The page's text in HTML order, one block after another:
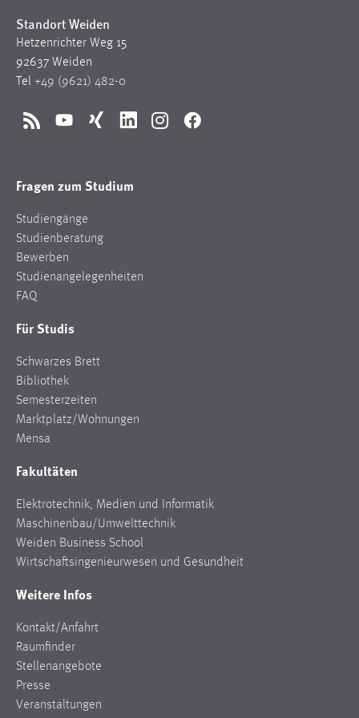
Standort Weiden
Hetzenrichter Weg 15
92637 Weiden
Tel +49 (9621) 482-0
RSS YouTubeXing LinkedInInstagramFacebook
Fragen zum Studium
Studiengänge
Studienberatung
Bewerben
Studienangelegenheiten
FAQ
Für Studis
Schwarzes Brett
Bibliothek
Semesterzeiten
Marktplatz/Wohnungen
Mensa
Fakultäten
Elektrotechnik, Medien und Informatik
Maschinenbau/Umwelttechnik
Weiden Business School
Wirtschaftsingenieurwesen und Gesundheit
Weitere Infos
Kontakt/Anfahrt
Raumfinder
Stellenangebote
Presse
Veranstaltungen
Chat
Name:
chat-frame-style-5e9dbeb1811c0446
Cookie Laufzeit:
MibewSessionID, mibew-chat-frame-style-
Jahre, MIBEW_UserID = 1 Jahr
Name:
Zweck:
einloggen zu können.
STATISTIK
Statistik Cookies erfassen Informationen anonym.
Diese Informationen helfen uns zu verstehen, wie
Matomo
Name:
_pk_ref, _pk_cvar, _pk_id, _pk_ses
Zweck: